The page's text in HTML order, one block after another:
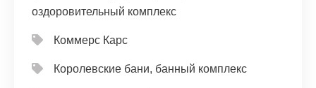
оздоровительный комплекс
Коммерс Карс
Королевские бани, банный комплекс